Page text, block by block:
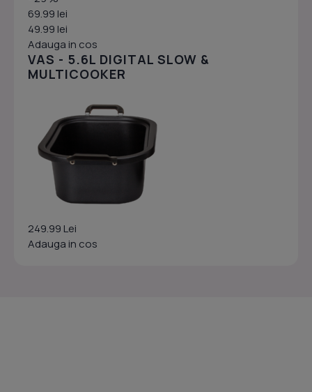
69.99 lei
49.99 lei
Adauga in cos
VAS - 5.6L DIGITAL SLOW &
MULTICOOKER
249.99 Lei
Adauga in cos